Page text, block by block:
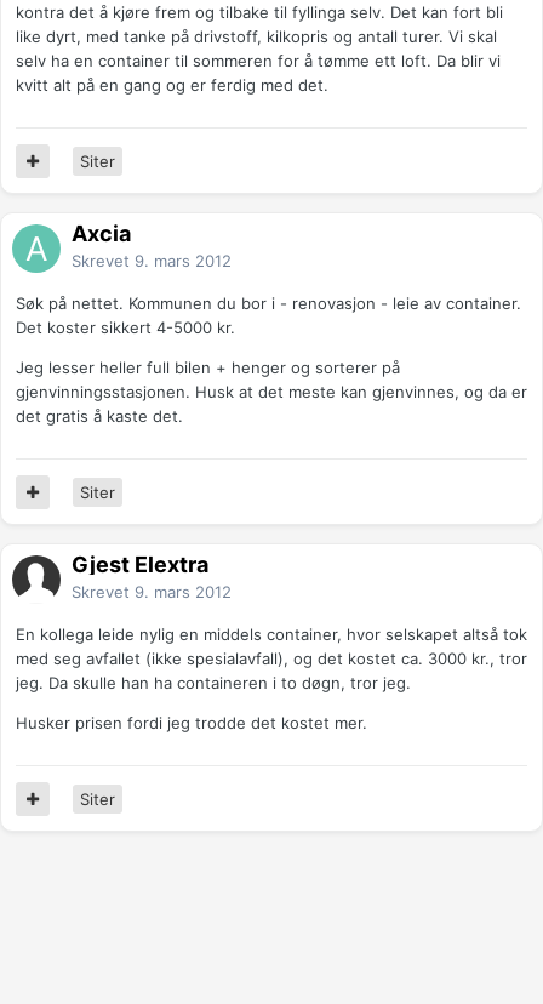
kontra det å kjøre frem og tilbake til fyllinga selv. Det kan fort bli
like dyrt, med tanke på drivstoff, kilkopris og antall turer. Vi skal
selv ha en container til sommeren for å tømme ett loft. Da blir vi
kvitt alt på en gang og er ferdig med det.
Siter
Axcia
Skrevet 9. mars 2012
Søk på nettet. Kommunen du bor i - renovasjon - leie av container.
Det koster sikkert 4-5000 kr.
Jeg lesser heller full bilen + henger og sorterer på
gjenvinningsstasjonen. Husk at det meste kan gjenvinnes, og da er
det gratis å kaste det.
Siter
Gjest Elextra
Skrevet 9. mars 2012
En kollega leide nylig en middels container, hvor selskapet altså tok
med seg avfallet (ikke spesialavfall), og det kostet ca. 3000 kr., tror
jeg. Da skulle han ha containeren i to døgn, tror jeg.
Husker prisen fordi jeg trodde det kostet mer.
Siter